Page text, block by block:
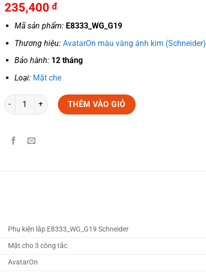
235,400 đ
Mã sản phẩm: E8333_WG_G19
Thương hiệu:AvatarOn màu vàng ánh kim (Schneider)
Bảo hành: 12 tháng
Loại: Mặt che
Số lượng THÊM VÀO GIỎ
Phụ kiện lắp E8333_WG_G19 Schneider
Mặt cho 3 công tắc
AvatarOn